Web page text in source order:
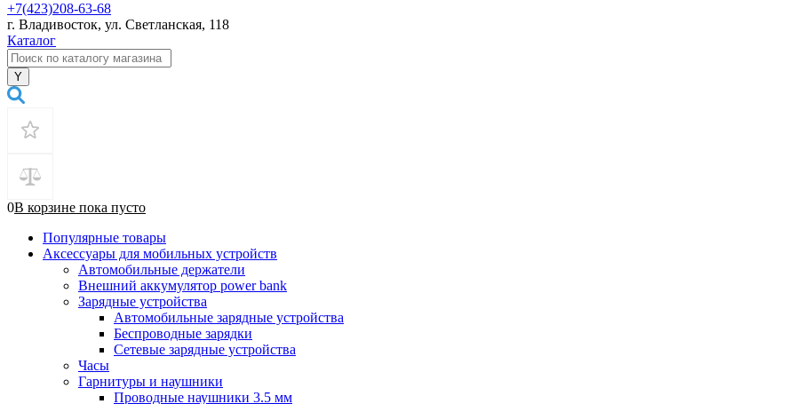
+7(423)208-63-68
г. Владивосток, ул. Светланская, 118
Каталог
0В корзине пока пусто
Популярные товары
Аксессуары для мобильных устройств
Автомобильные держатели
Внешний аккумулятор power bank
Зарядные устройства
Автомобильные зарядные устройства
Беспроводные зарядки
Сетевые зарядные устройства
Часы
Гарнитуры и наушники
Проводные наушники 3.5 мм